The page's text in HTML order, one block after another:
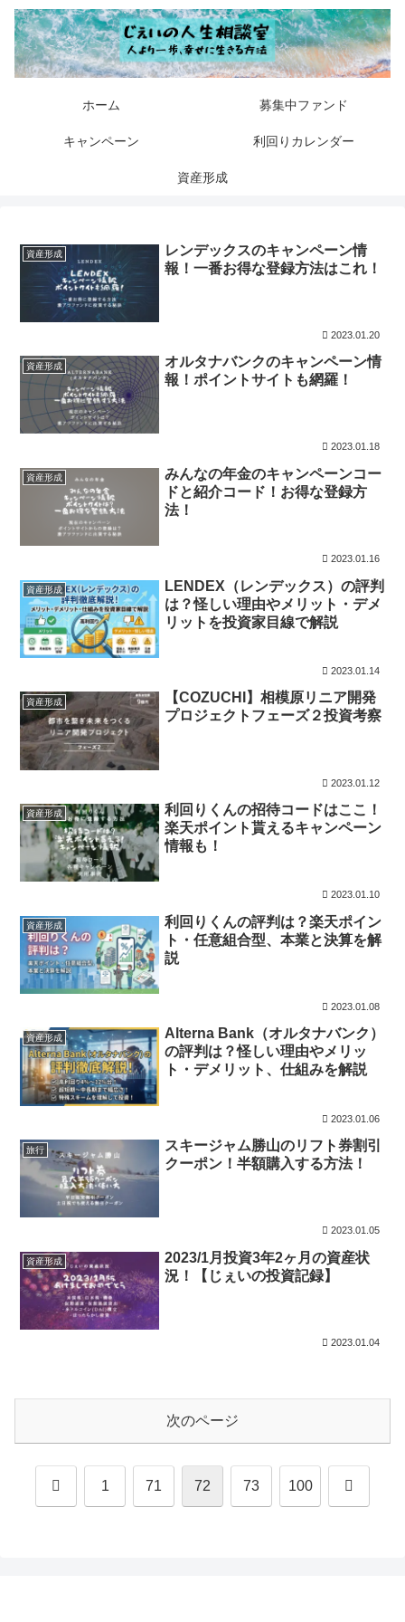
ホーム 募集中ファンド
キャンペーン 利回りカレンダー
資産形成
資産形成
レンデックスのキャンペーン情
報！一番お得な登録方法はこれ！
2023.01.20
資産形成
オルタナバンクのキャンペーン情
報！ポイントサイトも網羅！
2023.01.18
資産形成
みんなの年金のキャンペーンコー
ドと紹介コード！お得な登録方
法！
2023.01.16
資産形成
LENDEX（レンデックス）の評判
は？怪しい理由やメリット・デメ
リットを投資家目線で解説
2023.01.14
資産形成
【COZUCHI】相模原リニア開発
プロジェクトフェーズ２投資考察
2023.01.12
資産形成
利回りくんの招待コードはここ！
楽天ポイント貰えるキャンペーン
情報も！
2023.01.10
資産形成
利回りくんの評判は？楽天ポイン
ト・任意組合型、本業と決算を解
説
2023.01.08
資産形成
Alterna Bank（オルタナバンク）
の評判は？怪しい理由やメリッ
ト・デメリット、仕組みを解説
2023.01.06
旅行
スキージャム勝山のリフト券割引
クーポン！半額購入する方法！
2023.01.05
資産形成
2023/1月投資3年2ヶ月の資産状
況！【じぇいの投資記録】
2023.01.04
次のページ
前 1 71 72 73 100 次